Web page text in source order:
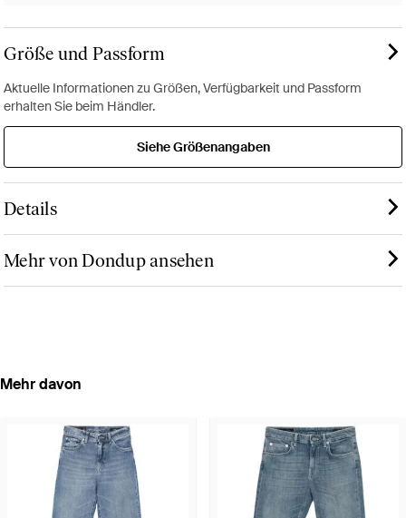
Größe und Passform
Aktuelle Informationen zu Größen, Verfügbarkeit und Passform
erhalten Sie beim Händler.
Siehe Größenangaben
Details
Mehr von Dondup ansehen
Mehr davon